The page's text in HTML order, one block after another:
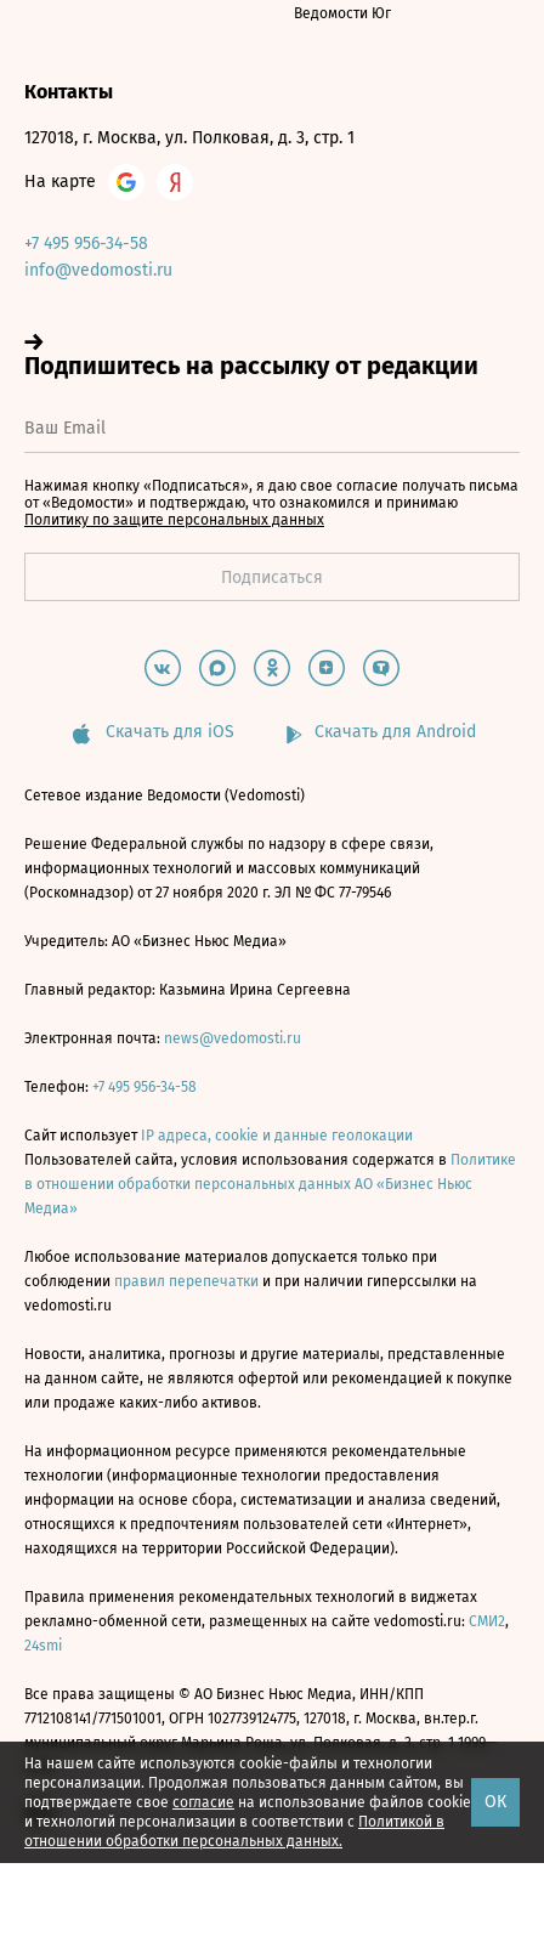
На нашем сайте используются cookie-файлы и технологии
персонализации. Продолжая пользоваться данным сайтом, вы
подтверждаете свое согласие на использование файлов cookie
и технологий персонализации в соответствии с Политикой в
отношении обработки персональных данных.
ОК
Ведомости Юг
Контакты
127018, г. Москва, ул. Полковая, д. 3, стр. 1
На карте
+7 495 956-34-58
info@vedomosti.ru
Нажимая кнопку «Подписаться», я даю свое согласие получать письма
от «Ведомости» и подтверждаю, что ознакомился и принимаю
Политику по защите персональных данных
Скачать для iOS Скачать для Android
Сетевое издание Ведомости (Vedomosti)
Решение Федеральной службы по надзору в сфере связи,
информационных технологий и массовых коммуникаций
(Роскомнадзор) от 27 ноября 2020 г. ЭЛ № ФС 77-79546
Учредитель: АО «Бизнес Ньюс Медиа»
Главный редактор: Казьмина Ирина Сергеевна
Электронная почта: news@vedomosti.ru
Телефон: +7 495 956-34-58
Сайт использует IP адреса, cookie и данные геолокации
Пользователей сайта, условия использования содержатся в Политике
в отношении обработки персональных данных АО «Бизнес Ньюс
Медиа»
Любое использование материалов допускается только при
соблюдении правил перепечатки и при наличии гиперссылки на
vedomosti.ru
Новости, аналитика, прогнозы и другие материалы, представленные
на данном сайте, не являются офертой или рекомендацией к покупке
или продаже каких-либо активов.
На информационном ресурсе применяются рекомендательные
технологии (информационные технологии предоставления
информации на основе сбора, систематизации и анализа сведений,
относящихся к предпочтениям пользователей сети «Интернет»,
находящихся на территории Российской Федерации).
Правила применения рекомендательных технологий в виджетах
рекламно-обменной сети, размещенных на сайте vedomosti.ru: СМИ2,
24smi
Все права защищены © АО Бизнес Ньюс Медиа, ИНН/КПП
7712108141/771501001, ОГРН 1027739124775, 127018, г. Москва, вн.тер.г.
муниципальный округ Марьина Роща, ул. Полковая, д. 3, стр. 1 1999—
2026